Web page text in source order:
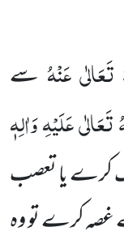
عَنْہُ سے
عَلَیْہِ وَاٰلِہٖ
کرے یا تعصب
غصہ کرے تو وہ